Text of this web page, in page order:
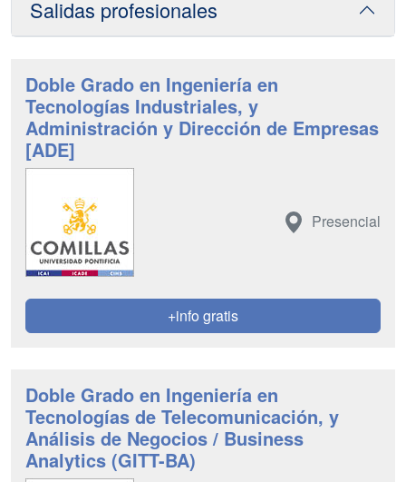
Salidas profesionales
Doble Grado en Ingeniería en
Tecnologías Industriales, y
Administración y Dirección de Empresas
[ADE]
Presencial
+info gratis
Doble Grado en Ingeniería en
Tecnologías de Telecomunicación, y
Análisis de Negocios / Business
Analytics (GITT-BA)